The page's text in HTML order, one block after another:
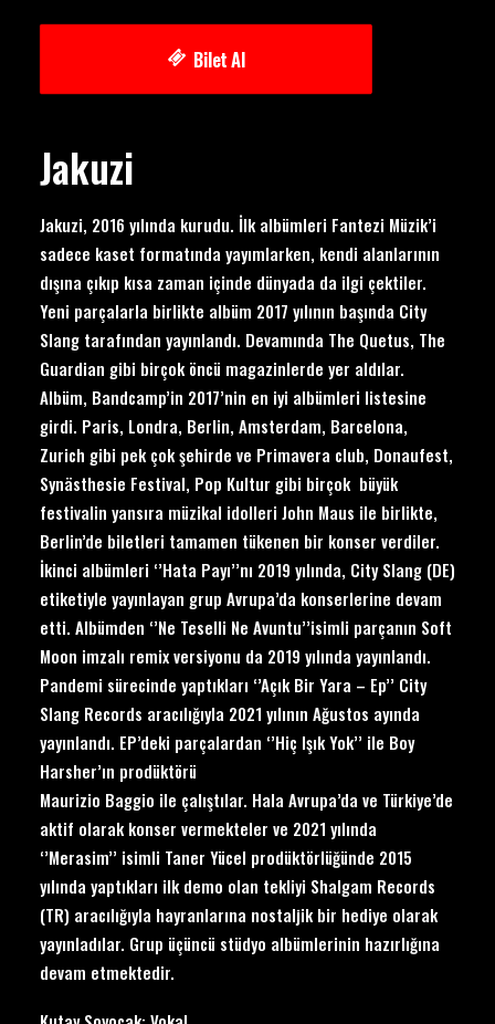
Bilet Al
Jakuzi
Jakuzi, 2016 yılında kurudu. İlk albümleri Fantezi Müzik’i
sadece kaset formatında yayımlarken, kendi alanlarının
dışına çıkıp kısa zaman içinde dünyada da ilgi çektiler.
Yeni parçalarla birlikte albüm 2017 yılının başında City
Slang tarafından yayınlandı. Devamında The Quetus, The
Guardian gibi birçok öncü magazinlerde yer aldılar.
Albüm, Bandcamp’in 2017’nin en iyi albümleri listesine
girdi. Paris, Londra, Berlin, Amsterdam, Barcelona,
Zurich gibi pek çok şehirde ve Primavera club, Donaufest,
Synästhesie Festival, Pop Kultur gibi birçok büyük
festivalin yansıra müzikal idolleri John Maus ile birlikte,
Berlin’de biletleri tamamen tükenen bir konser verdiler.
İkinci albümleri ‘’Hata Payı’’nı 2019 yılında, City Slang (DE)
etiketiyle yayınlayan grup Avrupa’da konserlerine devam
etti. Albümden ‘’Ne Teselli Ne Avuntu’’isimli parçanın Soft
Moon imzalı remix versiyonu da 2019 yılında yayınlandı.
Pandemi sürecinde yaptıkları ‘’Açık Bir Yara – Ep’’ City
Slang Records aracılığıyla 2021 yılının Ağustos ayında
yayınlandı. EP’deki parçalardan ‘’Hiç Işık Yok’’ ile Boy
Harsher’ın prodüktörü
Maurizio Baggio ile çalıştılar. Hala Avrupa’da ve Türkiye’de
aktif olarak konser vermekteler ve 2021 yılında
‘’Merasim’’ isimli Taner Yücel prodüktörlüğünde 2015
yılında yaptıkları ilk demo olan tekliyi Shalgam Records
(TR) aracılığıyla hayranlarına nostaljik bir hediye olarak
yayınladılar. Grup üçüncü stüdyo albümlerinin hazırlığına
devam etmektedir.